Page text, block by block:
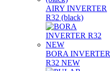
AIRY INVERTER
R32 (black)
BORA INVERTER
R32 NEW